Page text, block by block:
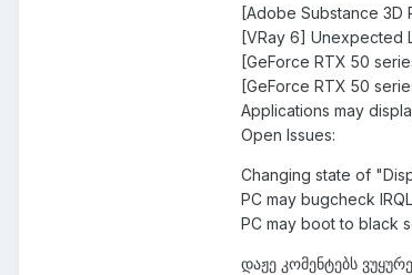
[Adobe Substance 3D
[VRay 6] Unexpected
[GeForce RTX 50
[GeForce RTX 50
Applications may
Open Issues:
Changing state of
PC may bugcheck
PC may boot to black
დაჟე კომენტებს